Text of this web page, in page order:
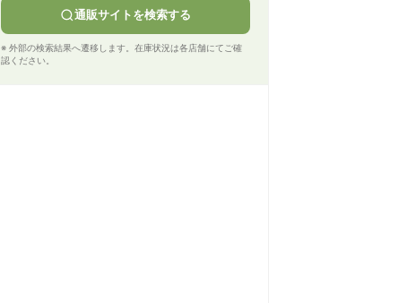
通販サイトを検索する
※ 外部の検索結果へ遷移します。在庫状況は各店舗にてご確
認ください。